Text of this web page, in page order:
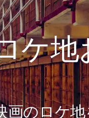
ケ地
画のロケ